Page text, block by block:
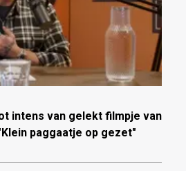
intens van gelekt filmpje van
paggaatje op gezet"